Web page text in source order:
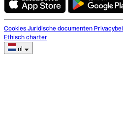
Cookies Juridische documenten
Ethisch charter
nl